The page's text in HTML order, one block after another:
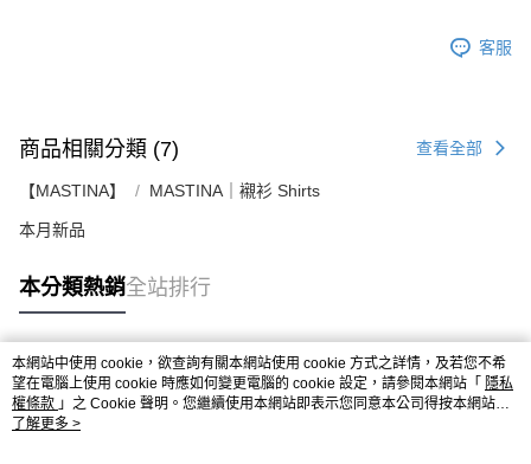
客服
商品相關分類 (7) 查看全部
【MASTINA】 MASTINA｜襯衫 Shirts
本月新品
本分類熱銷全站排行
熱門標籤
本網站中使用 cookie，欲查詢有關本網站使用 cookie 方式之詳情，及若您不希
望在電腦上使用 cookie 時應如何變更電腦的 cookie 設定，請參閱本網站「 隱私
權條款 」之 Cookie 聲明。您繼續使用本網站即表示您同意本公司得按本網站使
用條款之 Cookie 聲明使用 cookie。
了解更多 >